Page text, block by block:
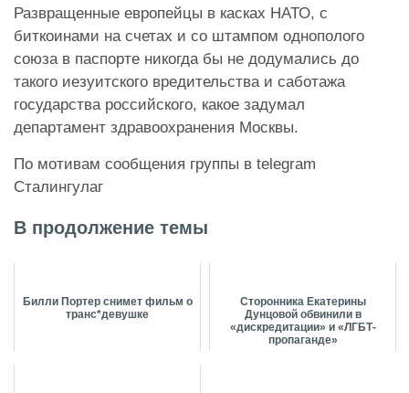
Развращенные европейцы в касках НАТО, с
биткоинами на счетах и со штампом однополого
союза в паспорте никогда бы не додумались до
такого иезуитского вредительства и саботажа
государства российского, какое задумал
департамент здравоохранения Москвы.
По мотивам сообщения группы в telegram
Сталингулаг
В продолжение темы
Билли Портер снимет фильм о
транс*девушке
Сторонника Екатерины
Дунцовой обвинили в
«дискредитации» и «ЛГБТ-
пропаганде»